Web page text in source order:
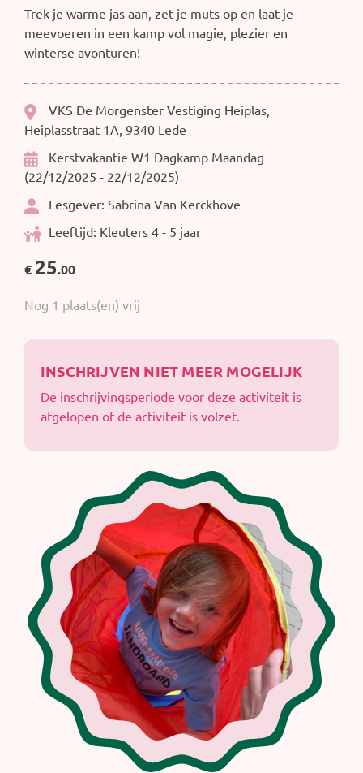
Trek je warme jas aan, zet je muts op en laat je
meevoeren in een kamp vol magie, plezier en
winterse avonturen!
VKS De Morgenster Vestiging Heiplas,
Heiplasstraat 1A, 9340 Lede
Kerstvakantie W1 Dagkamp Maandag
(22/12/2025 - 22/12/2025)
Lesgever: Sabrina Van Kerckhove
Leeftijd: Kleuters 4 - 5 jaar
€ 25.00
Nog 1 plaats(en) vrij
INSCHRIJVEN NIET MEER MOGELIJK
De inschrijvingsperiode voor deze activiteit is
afgelopen of de activiteit is volzet.